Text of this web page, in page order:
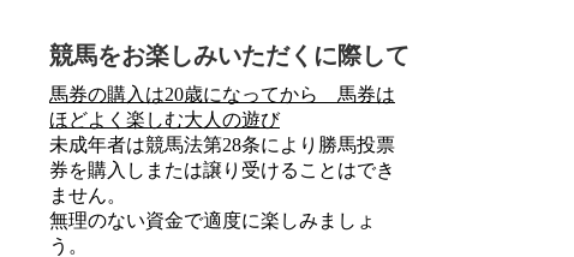
競馬をお楽しみいただくに際して
馬券の購入は20歳になってから 馬券は
ほどよく楽しむ大人の遊び
未成年者は競馬法第28条により勝馬投票
券を購入しまたは譲り受けることはでき
ません。
無理のない資金で適度に楽しみましょ
う。